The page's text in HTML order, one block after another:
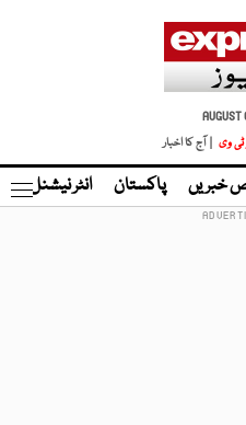
ٹی وی | آج کا اخبار
خبریں پاکستان انٹر نیشنل